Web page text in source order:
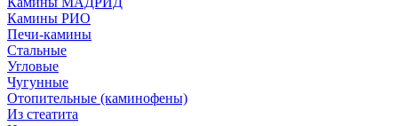
Камины РИО
Печи-камины
Стальные
Угловые
Чугунные
Отопительные (каминофены)
Из стеатита